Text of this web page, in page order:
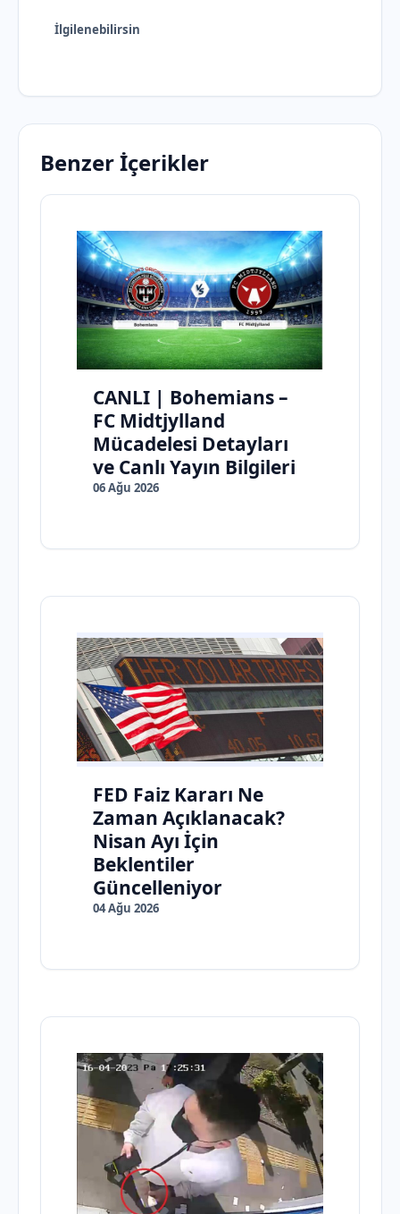
İlgilenebilirsin
Benzer İçerikler
CANLI | Bohemians –
FC Midtjylland
Mücadelesi Detayları
ve Canlı Yayın Bilgileri
06 Ağu 2026
FED Faiz Kararı Ne
Zaman Açıklanacak?
Nisan Ayı İçin
Beklentiler
Güncelleniyor
04 Ağu 2026